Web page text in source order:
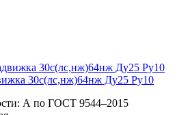
30с(лс,нж)64нж Ду25 Ру10
А по ГОСТ 9544–2015